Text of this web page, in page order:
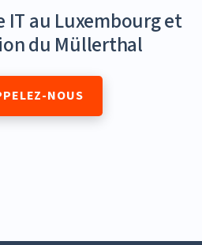
IT au Luxembourg et
du Müllerthal
NOUS